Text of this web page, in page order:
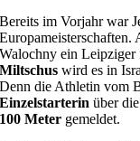
Bereits im Vorjahr war
Europameisterschaften.
Walochny ein
Miltschus wird es in
Denn die Athletin vom
Einzelstarterin über die
100 Meter gemeldet.